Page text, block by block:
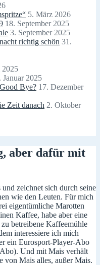
5. März 2026
18. September 2025
3. September 2025
richtig schön 31.
2025
Januar 2025
Bye? 17. Dezember
Zeit danach 2. Oktober
aber dafür mit
zeichnet sich durch seine
wie den Leuten. Für mich
eigentümliche Marotten
Kaffee, habe aber eine
betreibene Kaffeemühle
interessiere ich mich
ein Eurosport-Player-Abo
Und mit Mais verhält
von Mais alles, außer Mais.